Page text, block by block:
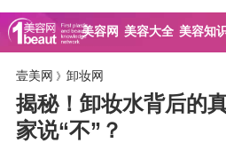
美容网 美容大全 美容知
壹美网 》 卸妆网
揭秘！卸妆水背后的
家说“不”？